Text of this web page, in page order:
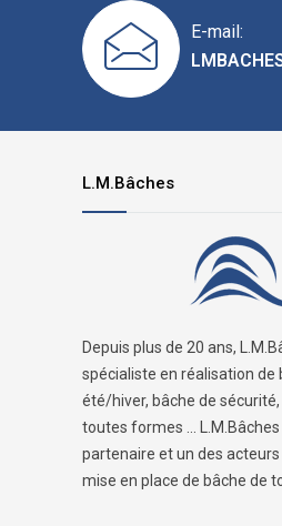
E-mail:
L.M.Bâches
Depuis plus de 20 ans,
spécialiste en réalisation de
été/hiver, bâche de
toutes formes ...
partenaire et un des
mise en place de bâche de